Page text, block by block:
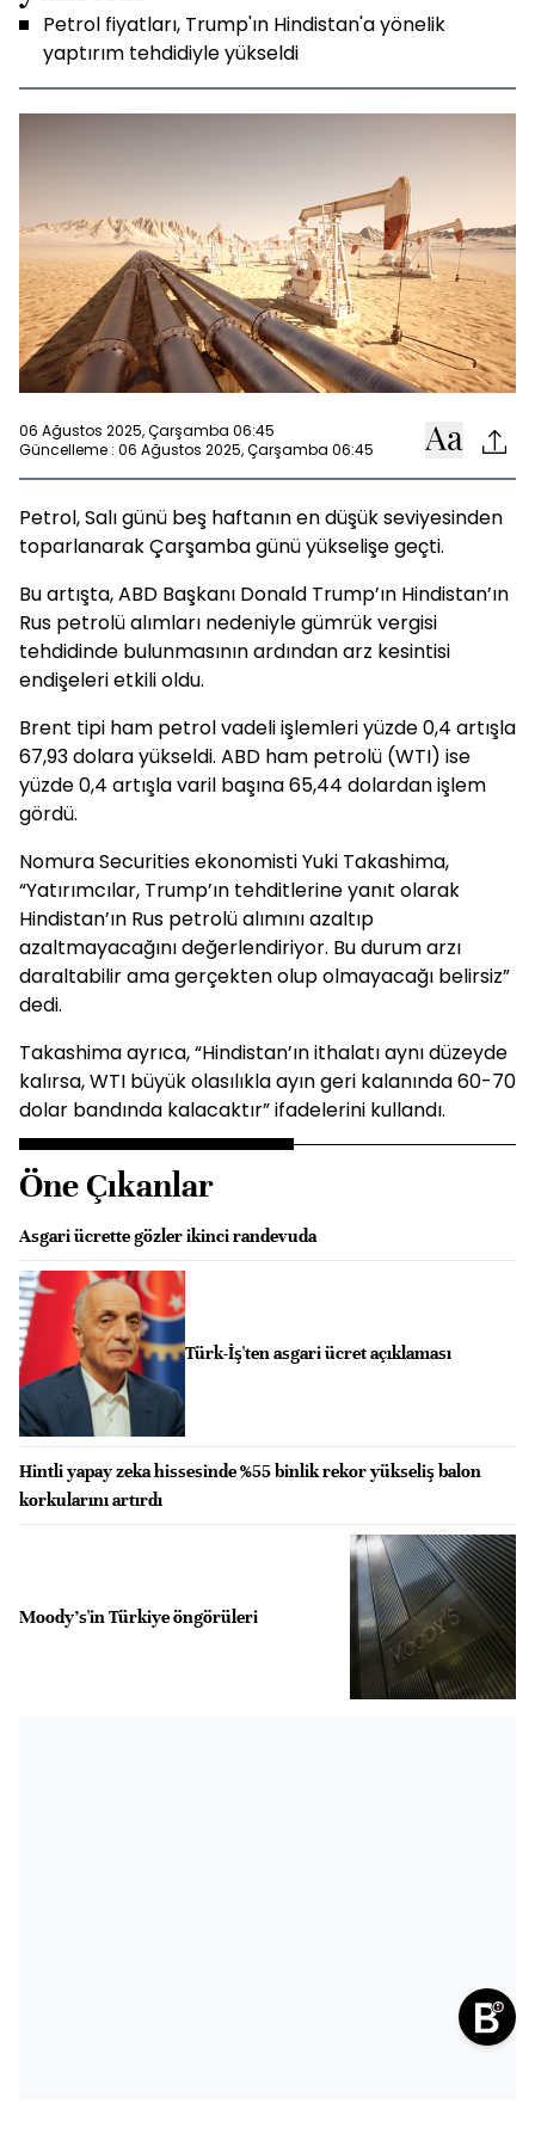
Petrol fiyatları, Trump'ın Hindistan'a yönelik
yaptırım tehdidiyle yükseldi
06 Ağustos 2025, Çarşamba 06:45
Güncelleme : 06 Ağustos 2025, Çarşamba 06:45
Petrol, Salı günü beş haftanın en düşük seviyesinden
toparlanarak Çarşamba günü yükselişe geçti.
Bu artışta, ABD Başkanı Donald Trump’ın Hindistan’ın
Rus petrolü alımları nedeniyle gümrük vergisi
tehdidinde bulunmasının ardından arz kesintisi
endişeleri etkili oldu.
Brent tipi ham petrol vadeli işlemleri yüzde 0,4 artışla
67,93 dolara yükseldi. ABD ham petrolü (WTI) ise
yüzde 0,4 artışla varil başına 65,44 dolardan işlem
gördü.
Nomura Securities ekonomisti Yuki Takashima,
“Yatırımcılar, Trump’ın tehditlerine yanıt olarak
Hindistan’ın Rus petrolü alımını azaltıp
azaltmayacağını değerlendiriyor. Bu durum arzı
daraltabilir ama gerçekten olup olmayacağı belirsiz”
dedi.
Takashima ayrıca, “Hindistan’ın ithalatı aynı düzeyde
kalırsa, WTI büyük olasılıkla ayın geri kalanında 60-70
dolar bandında kalacaktır” ifadelerini kullandı.
Öne Çıkanlar
Asgari ücrette gözler ikinci randevuda
Türk-İş'ten asgari ücret açıklaması
Hintli yapay zeka hissesinde %55 binlik rekor yükseliş balon
korkularını artırdı
Moody's'in Türkiye öngörüleri